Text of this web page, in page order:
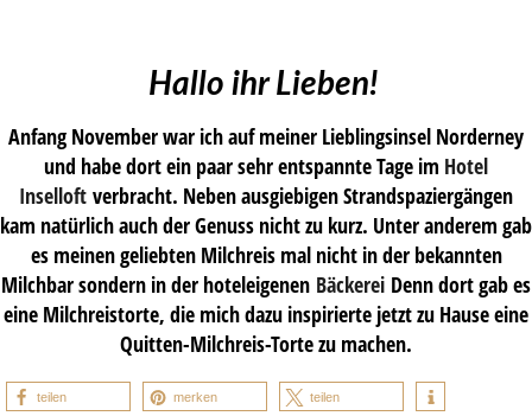
Hallo ihr Lieben!
Anfang November war ich auf meiner Lieblingsinsel Norderney
und habe dort ein paar sehr entspannte Tage im Hotel
Inselloft verbracht. Neben ausgiebigen Strandspaziergängen
kam natürlich auch der Genuss nicht zu kurz. Unter anderem gab
es meinen geliebten Milchreis mal nicht in der bekannten
Milchbar sondern in der hoteleigenen Bäckerei Denn dort gab es
eine Milchreistorte, die mich dazu inspirierte jetzt zu Hause eine
Quitten-Milchreis-Torte zu machen.
teilen merken teilen